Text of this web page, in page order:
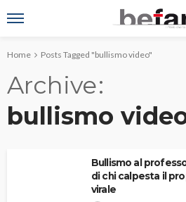
Home Posts Tagged "bullismo video"
Archive
bullismo
Bullismo al
di chi calpesta il
virale